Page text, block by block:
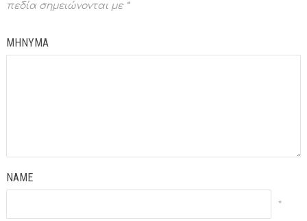
πεδία σημειώνονται με *
ΜΗΝΥΜΑ
NAME
*